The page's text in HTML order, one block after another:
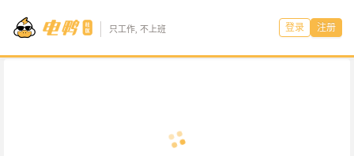
只工作, 不上班 登录 注册